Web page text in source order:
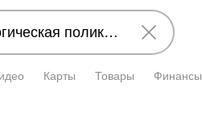
Карты Товары Финансы